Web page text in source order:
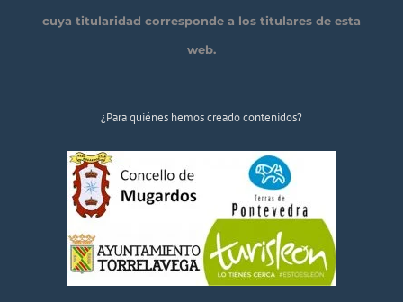
cuya titularidad corresponde a los titulares de esta
web.
¿Para quiénes hemos creado contenidos?